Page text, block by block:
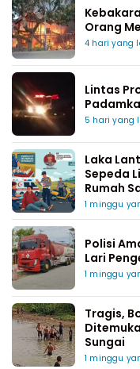
Orang
4 hari yang
Lintas
5 hari yang
Laka
Sepeda
Rumah
1 minggu
Polisi
Lari
1 minggu
Tragis,
Sungai
1 minggu